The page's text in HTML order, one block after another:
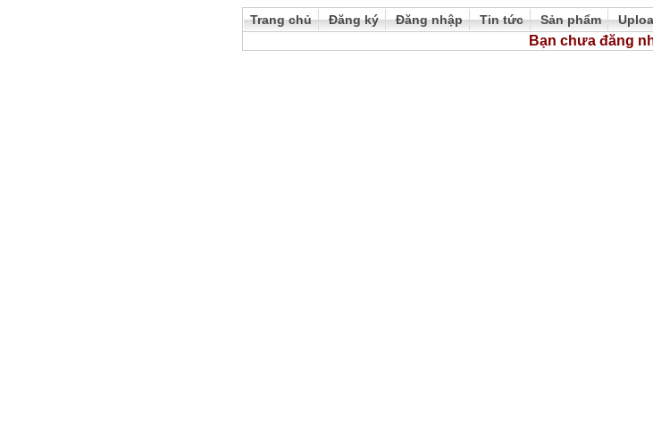
Trang chủ Đăng ký Đăng nhập Tin tức Sản phẩm
Bạn chưa đăng